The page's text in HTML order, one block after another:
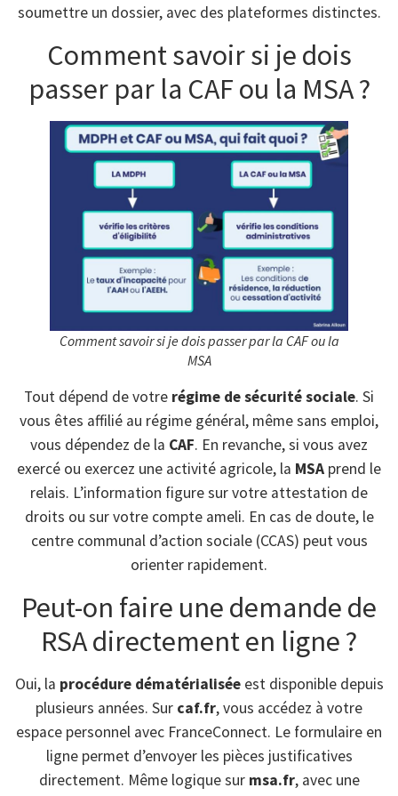
soumettre un dossier, avec des plateformes distinctes.
Comment savoir si je dois
passer par la CAF ou la MSA ?
Comment savoir si je dois passer par la CAF ou la
MSA
Tout dépend de votre régime de sécurité sociale. Si
vous êtes affilié au régime général, même sans emploi,
vous dépendez de la CAF. En revanche, si vous avez
exercé ou exercez une activité agricole, la MSA prend le
relais. L’information figure sur votre attestation de
droits ou sur votre compte ameli. En cas de doute, le
centre communal d’action sociale (CCAS) peut vous
orienter rapidement.
Peut-on faire une demande de
RSA directement en ligne ?
Oui, la procédure dématérialiséeest disponible depuis
plusieurs années. Sur caf.fr, vous accédez à votre
espace personnel avec FranceConnect. Le formulaire en
ligne permet d’envoyer les pièces justificatives
directement. Même logique sur msa.fr, avec une